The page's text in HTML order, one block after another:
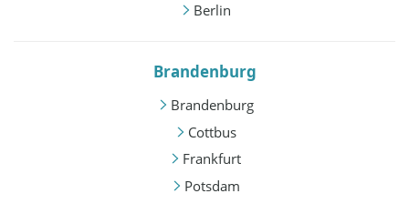
Berlin
Brandenburg
Brandenburg
Cottbus
Frankfurt
Potsdam